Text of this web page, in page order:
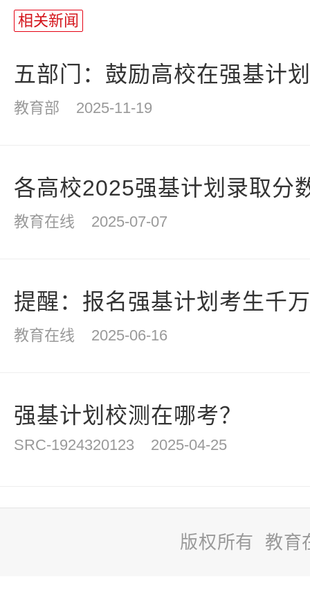
相关新闻
五部门：鼓励高校在强基计
教育部 2025-11-19
各高校2025强基计划录取分
教育在线 2025-07-07
提醒：报名强基计划考生千
教育在线 2025-06-16
强基计划校测在哪考？
SRC-1924320123 2025-04-25
版权所有 教育